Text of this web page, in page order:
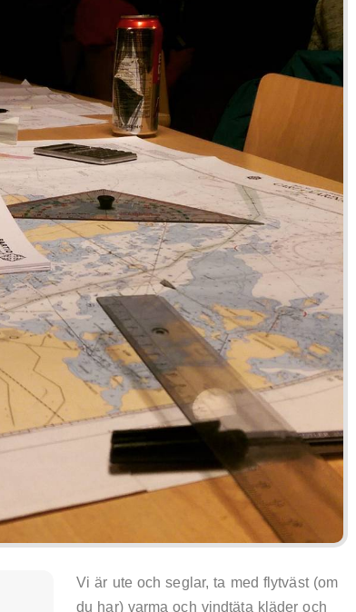
Vi är ute och seglar, ta med flytväst (om
du har) varma och vindtäta kläder och